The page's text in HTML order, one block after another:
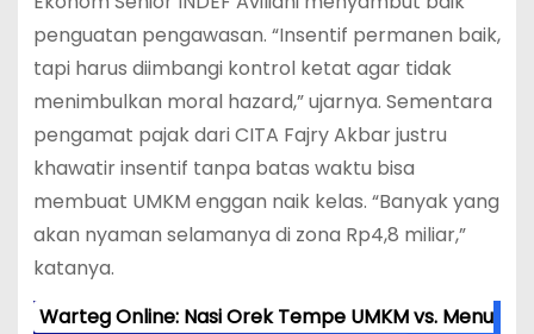
penguatan pengawasan. “Insentif permanen baik,
tapi harus diimbangi kontrol ketat agar tidak
menimbulkan moral hazard,” ujarnya. Sementara
pengamat pajak dari CITA Fajry Akbar justru
khawatir insentif tanpa batas waktu bisa
membuat UMKM enggan naik kelas. “Banyak yang
akan nyaman selamanya di zona Rp4,8 miliar,”
katanya.
Warteg Online: Nasi Orek Tempe UMKM vs. Menu